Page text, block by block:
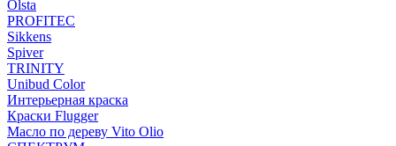
Olsta
PROFITEC
Sikkens
Spiver
TRINITY
Unibud Color
Интерьерная краска
Краски Flugger
Масло по дереву Vito Olio